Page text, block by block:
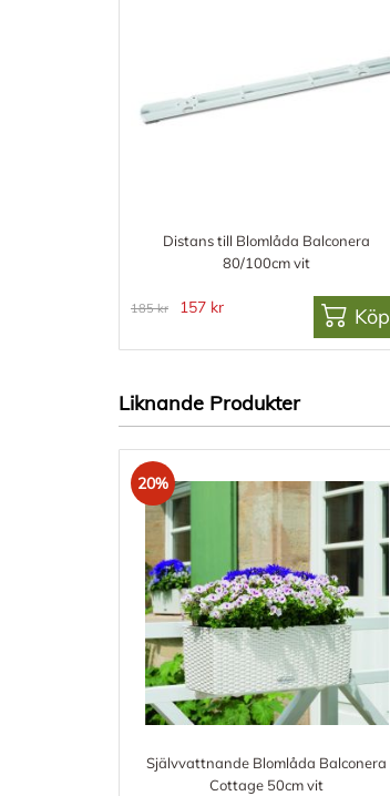
Distans till Blomlåda Balconera
80/100cm vit
185 kr 157 kr Köp
Liknande Produkter
20%
Självvattnande Blomlåda Balconera
Cottage 50cm vit